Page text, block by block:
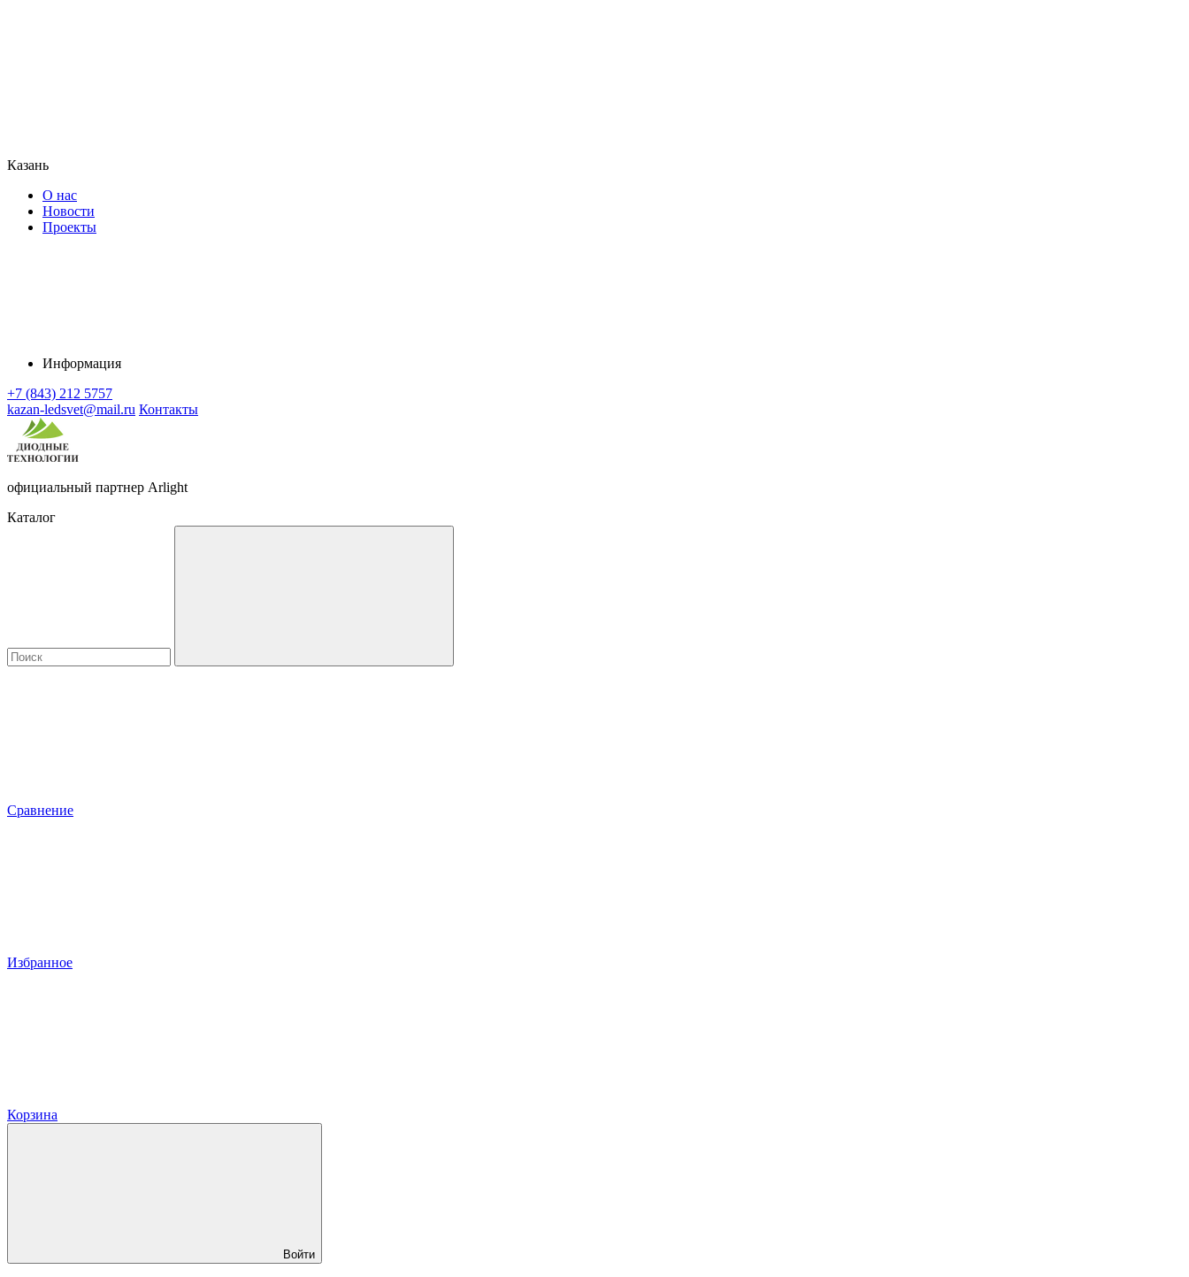
Казань
О нас
Новости
Проекты
Информация
+7 (843) 212 5757
kazan-ledsvet@mail.ru Контакты
официальный партнер Arlight
Каталог
Сравнение
Избранное
Корзина
Войти